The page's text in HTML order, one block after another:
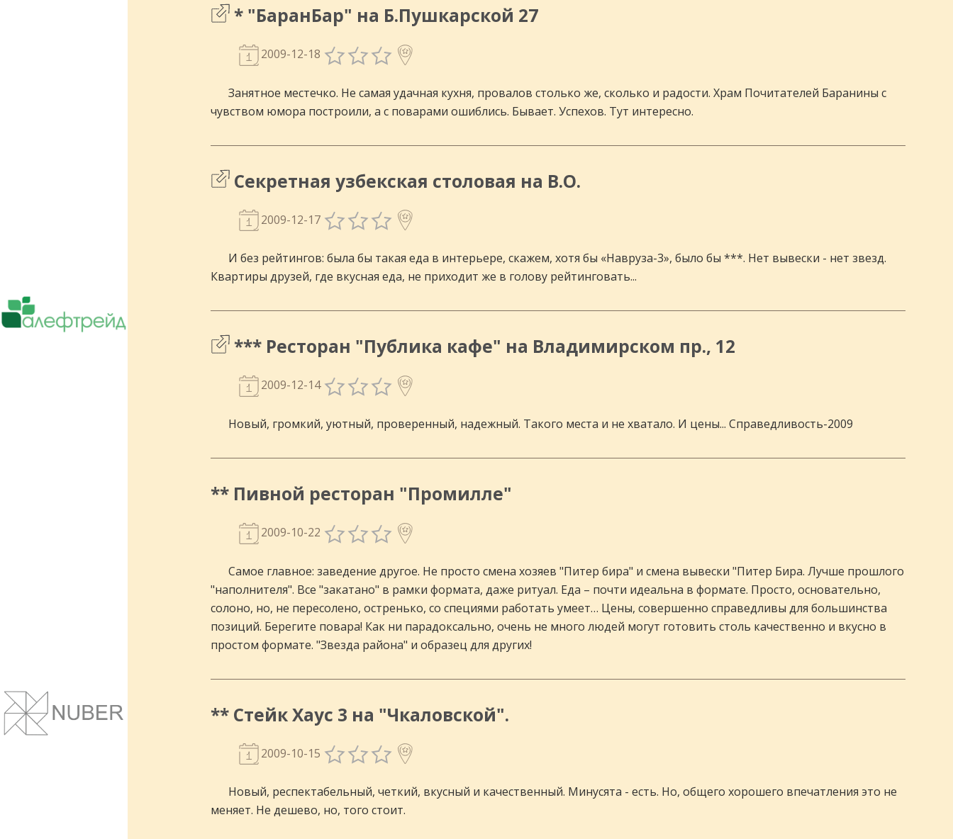
* "БаранБар" на Б.Пушкарской 27
2009-12-18
Занятное местечко. Не самая удачная кухня, провалов столько же, сколько и радости. Храм Почитателей Баранины с
чувством юмора построили, а с поварами ошиблись. Бывает. Успехов. Тут интересно.
Секретная узбекская столовая на В.О.
2009-12-17
И без рейтингов: была бы такая еда в интерьере, скажем, хотя бы «Навруза-3», было бы ***. Нет вывески - нет звезд.
Квартиры друзей, где вкусная еда, не приходит же в голову рейтинговать...
*** Ресторан "Публика кафе" на Владимирском пр., 12
2009-12-14
Новый, громкий, уютный, проверенный, надежный. Такого места и не хватало. И цены... Справедливость-2009
** Пивной ресторан "Промилле"
2009-10-22
Самое главное: заведение другое. Не просто смена хозяев "Питер бира" и смена вывески "Питер Бира. Лучше прошлого
"наполнителя". Все "закатано" в рамки формата, даже ритуал. Еда – почти идеальна в формате. Просто, основательно,
солоно, но, не пересолено, остренько, со специями работать умеет… Цены, совершенно справедливы для большинства
позиций. Берегите повара! Как ни парадоксально, очень не много людей могут готовить столь качественно и вкусно в
простом формате. "Звезда района" и образец для других!
** Стейк Хаус 3 на "Чкаловской".
2009-10-15
Новый, респектабельный, четкий, вкусный и качественный. Минусята - есть. Но, общего хорошего впечатления это не
меняет. Не дешево, но, того стоит.